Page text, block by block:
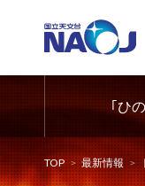
｢ひ
TOP 最新情報